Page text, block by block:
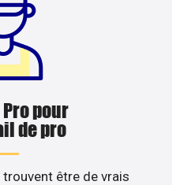
pour
de pro
être de vrais